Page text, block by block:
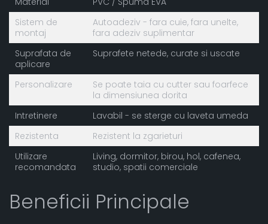
Sistem de
montaj
Autoadeziv - fara cuie, fara unelte,
fara adeziv suplimentar
Suprafata de
aplicare
Suprafete netede, curate si uscate
Personalizare
Se poate taia cu cutter sau foarfece
la dimensiunea dorita
Intretinere
Lavabil - se sterge cu laveta umeda
Rezistenta
Rezistent la zgarieturi
Utilizare
recomandata
Living, dormitor, birou, hol, cafenea,
studio, spatii comerciale
Beneficii Principale